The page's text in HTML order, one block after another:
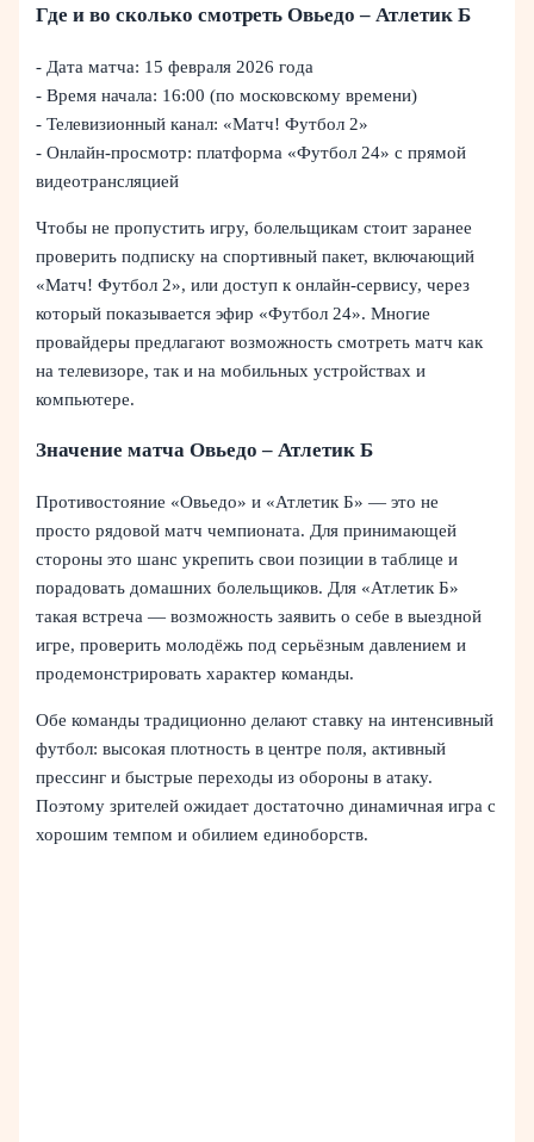
Где и во сколько смотреть Овьедо – Атлетик Б
- Дата матча: 15 февраля 2026 года
- Время начала: 16:00 (по московскому времени)
- Телевизионный канал: «Матч! Футбол 2»
- Онлайн-просмотр: платформа «Футбол 24» с прямой
видеотрансляцией
Чтобы не пропустить игру, болельщикам стоит заранее
проверить подписку на спортивный пакет, включающий
«Матч! Футбол 2», или доступ к онлайн-сервису, через
который показывается эфир «Футбол 24». Многие
провайдеры предлагают возможность смотреть матч как
на телевизоре, так и на мобильных устройствах и
компьютере.
Значение матча Овьедо – Атлетик Б
Противостояние «Овьедо» и «Атлетик Б» — это не
просто рядовой матч чемпионата. Для принимающей
стороны это шанс укрепить свои позиции в таблице и
порадовать домашних болельщиков. Для «Атлетик Б»
такая встреча — возможность заявить о себе в выездной
игре, проверить молодёжь под серьёзным давлением и
продемонстрировать характер команды.
Обе команды традиционно делают ставку на интенсивный
футбол: высокая плотность в центре поля, активный
прессинг и быстрые переходы из обороны в атаку.
Поэтому зрителей ожидает достаточно динамичная игра с
хорошим темпом и обилием единоборств.